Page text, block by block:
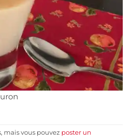
mais vous pouvez poster un